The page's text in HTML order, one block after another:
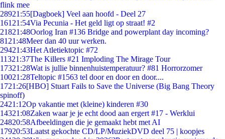
flink mee
28921:55[Dagboek] Veel aan hoofd - Deel 27
161 21:54Via Pecunia - Het geld ligt op straat! #2
21821:48Oorlog Iran #136 Bridge and powerplant day incoming?
81 21:48Meer dan 40 uur werken.
29421:43Het Atletiektopic #72
11321:37The Killers #21 Imploding The Mirage Tour
17321:28Wat is jullie binnenhuistemperatuur? #81 Horrorzomer
10021:28Teltopic #1563 tel door en door en door....
1721:26[HBO] Stuart Fails to Save the Universe (Big Bang Theory
spinoff)
2421:12Op vakantie met (kleine) kinderen #30
14321:08Zaken waar je je echt dood aan ergert #17 - Werklui
24820:58Afbeeldingen die je gemaakt hebt met AI
17920:53Laatst gekochte CD/LP/MuziekDVD deel 75 | koopjes